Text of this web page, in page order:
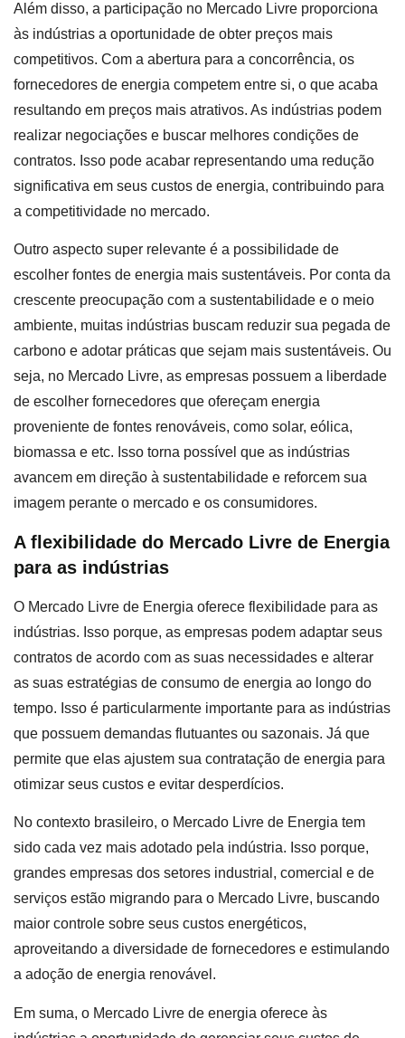
Além disso, a participação no Mercado Livre proporciona
às indústrias a oportunidade de obter preços mais
competitivos. Com a abertura para a concorrência, os
fornecedores de energia competem entre si, o que acaba
resultando em preços mais atrativos. As indústrias podem
realizar negociações e buscar melhores condições de
contratos. Isso pode acabar representando uma redução
significativa em seus custos de energia, contribuindo para
a competitividade no mercado.
Outro aspecto super relevante é a possibilidade de
escolher fontes de energia mais sustentáveis. Por conta da
crescente preocupação com a sustentabilidade e o meio
ambiente, muitas indústrias buscam reduzir sua pegada de
carbono e adotar práticas que sejam mais sustentáveis. Ou
seja, no Mercado Livre, as empresas possuem a liberdade
de escolher fornecedores que ofereçam energia
proveniente de fontes renováveis, como solar, eólica,
biomassa e etc. Isso torna possível que as indústrias
avancem em direção à sustentabilidade e reforcem sua
imagem perante o mercado e os consumidores.
A flexibilidade do Mercado Livre de Energia
para as indústrias
O Mercado Livre de Energia oferece flexibilidade para as
indústrias. Isso porque, as empresas podem adaptar seus
contratos de acordo com as suas necessidades e alterar
as suas estratégias de consumo de energia ao longo do
tempo. Isso é particularmente importante para as indústrias
que possuem demandas flutuantes ou sazonais. Já que
permite que elas ajustem sua contratação de energia para
otimizar seus custos e evitar desperdícios.
No contexto brasileiro, o Mercado Livre de Energia tem
sido cada vez mais adotado pela indústria. Isso porque,
grandes empresas dos setores industrial, comercial e de
serviços estão migrando para o Mercado Livre, buscando
maior controle sobre seus custos energéticos,
aproveitando a diversidade de fornecedores e estimulando
a adoção de energia renovável.
Em suma, o Mercado Livre de energia oferece às